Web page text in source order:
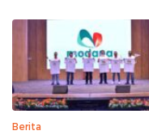
Berita